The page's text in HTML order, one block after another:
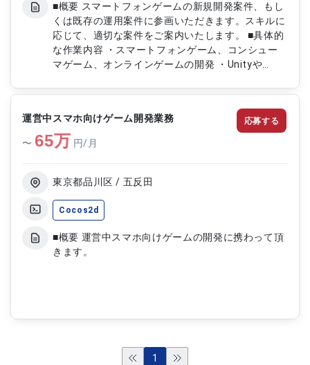
■概要 スマートフォンゲームの新規開発案件、もし
くは既存の運用案件に参画いただきます。スキルに
応じて、適切な案件をご案内いたします。 ■具体的
な作業内容 ・スマートフォンゲーム、コンシュー
マゲーム、オンラインゲームの開発 ・Unityや
・3DCGに関連する開発（OpenGLやDirectXの利
用） ・大規模アクティブユーザー向けアプリのパ
フォーマンス重視の開発 ・ゲームのフルサイクル
開発経験 ・Android/iOSの標準ライブラリやフレー
ムワークの利用
運営中スマホ向けゲーム開発業務
〜 65万 円/月
東京都品川区 / 五反田
Cocos2d
■概要 運営中スマホ向けゲームの開発に携わって頂
きます。
応募する
1